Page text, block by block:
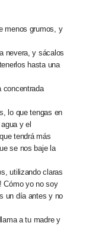
menos grumos, y
nevera, y sácalos
hasta una
concentrada
lo que tengas en
y el
tendrá más
se nos baje la
utilizando claras
Cómo yo no soy
un día antes y no
a tu madre y